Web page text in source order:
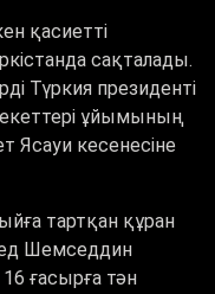
қасиетті
сақталады.
Түркия президенті
ұйымының
Ясауи кесенесіне
тартқан құран
Шемседдин
ғасырға тән